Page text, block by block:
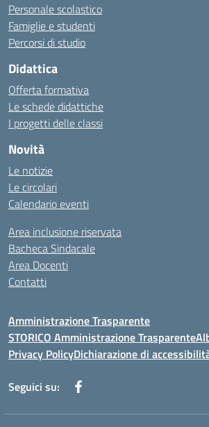
Personale scolastico
Famiglie e studenti
Percorsi di studio
Didattica
Offerta formativa
Le schede didattiche
I progetti delle classi
Novità
Le notizie
Le circolari
Calendario eventi
Area inclusione riservata
Bacheca Sindacale
Area Docenti
Contatti
Amministrazione Trasparente
STORICO Amministrazione Trasparente
Privacy PolicyDichiarazione di
Seguici su: